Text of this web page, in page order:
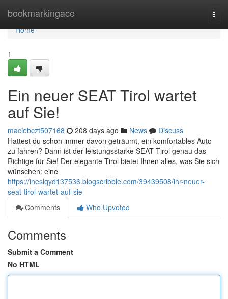
bookmarkingace
Home
Home
1
Ein neuer SEAT Tirol wartet
auf Sie!
maciebczt507168 208 days ago News
Discuss
Hattest du schon immer davon geträumt, ein komfortables Auto
zu fahren? Dann ist der leistungsstarke SEAT Tirol genau das
Richtige für Sie! Der elegante Tirol bietet Ihnen alles, was Sie sich
wünschen: eine
https://ineslqyd137536.blogscribble.com/39439508/ihr-neuer-
seat-tirol-wartet-auf-sie
Comments
Who Upvoted
Comments
Submit a Comment
No HTML